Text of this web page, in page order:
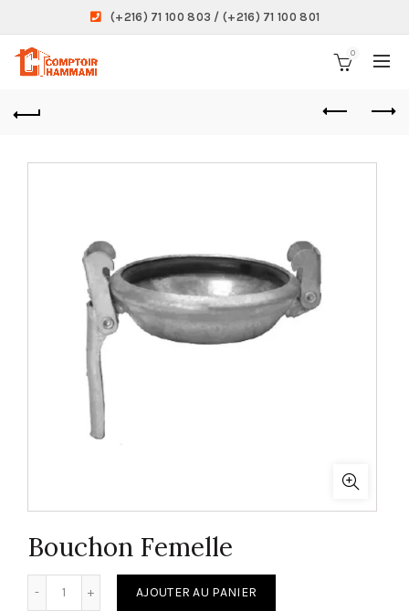
(+216) 71 100 803 / (+216) 71 100 801
0
Bouchon Femelle
AJOUTER AU PANIER